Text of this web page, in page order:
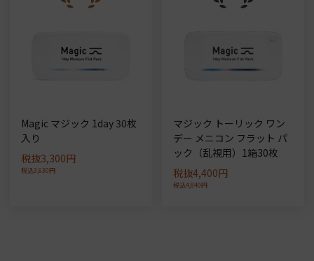
Magic マジック 1day 30枚
入り
税抜3,300円
税込3,630円
マジック トーリック ワン
デー メニコン フラット パ
ック（乱視用）1箱30枚
税抜4,400円
税込4,840円